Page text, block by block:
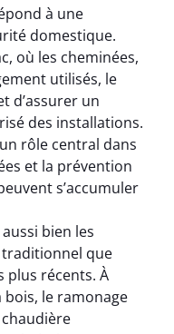
à une
domestique.
où les cheminées,
utilisés, le
d’assurer un
des installations.
rôle central dans
et la prévention
s’accumuler
bien les
traditionnel que
plus récents. À
bois, le ramonage